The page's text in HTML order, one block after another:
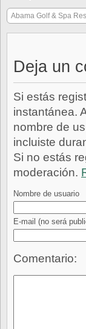
Abama Golf & Spa
Deja un
Si estás
instantánea.
nombre de
incluiste
Si no estás
moderación.
Nombre de usuario
E-mail (no será
Comentario: